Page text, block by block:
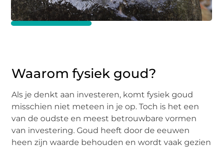
Waarom fysiek goud?
Als je denkt aan investeren, komt fysiek goud
misschien niet meteen in je op. Toch is het een
van de oudste en meest betrouwbare vormen
van investering. Goud heeft door de eeuwen
heen zijn waarde behouden en wordt vaak gezien